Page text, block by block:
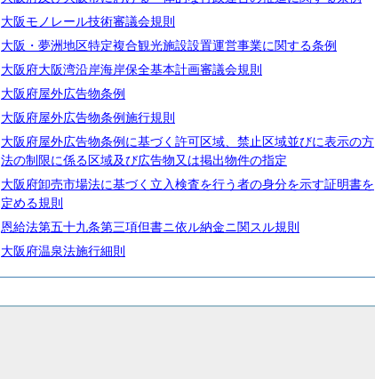
大阪モノレール技術審議会規則
大阪・夢洲地区特定複合観光施設設置運営事業に関する条例
大阪府大阪湾沿岸海岸保全基本計画審議会規則
大阪府屋外広告物条例
大阪府屋外広告物条例施行規則
大阪府屋外広告物条例に基づく許可区域、禁止区域並びに表示の方
法の制限に係る区域及び広告物又は掲出物件の指定
大阪府卸売市場法に基づく立入検査を行う者の身分を示す証明書を
定める規則
恩給法第五十九条第三項但書ニ依ル納金ニ関スル規則
大阪府温泉法施行細則